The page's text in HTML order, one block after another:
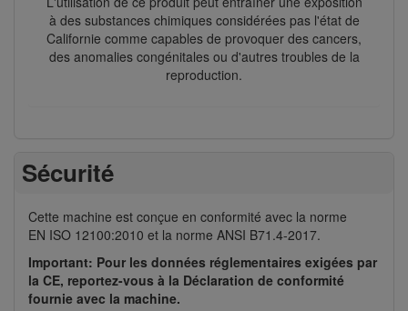
à des substances chimiques considérées pas l'état de
Californie comme capables de provoquer des cancers,
des anomalies congénitales ou d'autres troubles de la
reproduction.
Sécurité
Cette machine est conçue en conformité avec la norme
EN ISO 12100:2010 et la norme ANSI B71.4-2017.
Important: Pour les données réglementaires exigées par
la CE, reportez-vous à la Déclaration de conformité
fournie avec la machine.